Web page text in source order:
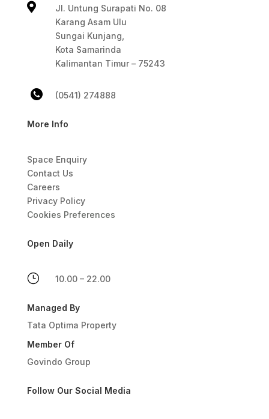

Jl. Untung Surapati No. 08
Karang Asam Ulu
Sungai Kunjang,
Kota Samarinda
Kalimantan Timur – 75243
(0541) 274888
More Info
Space Enquiry
Contact Us
Careers
Privacy Policy
Cookies Preferences
Open Daily
} 10.00 – 22.00
Managed By
Tata Optima Property
Member Of
Govindo Group
Follow Our Social Media